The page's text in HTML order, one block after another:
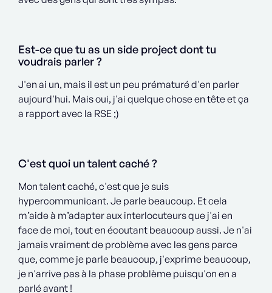
Est-ce que tu as un side project dont tu
voudrais parler ?
J'en ai un, mais il est un peu prématuré d'en parler
aujourd'hui. Mais oui, j'ai quelque chose en tête et ça
a rapport avec la RSE ;)
C'est quoi un talent caché ?
Mon talent caché, c'est que je suis
hypercommunicant. Je parle beaucoup. Et cela
m’aide à m’adapter aux interlocuteurs que j'ai en
face de moi, tout en écoutant beaucoup aussi. Je n'ai
jamais vraiment de problème avec les gens parce
que, comme je parle beaucoup, j'exprime beaucoup,
je n'arrive pas à la phase problème puisqu'on en a
parlé avant !